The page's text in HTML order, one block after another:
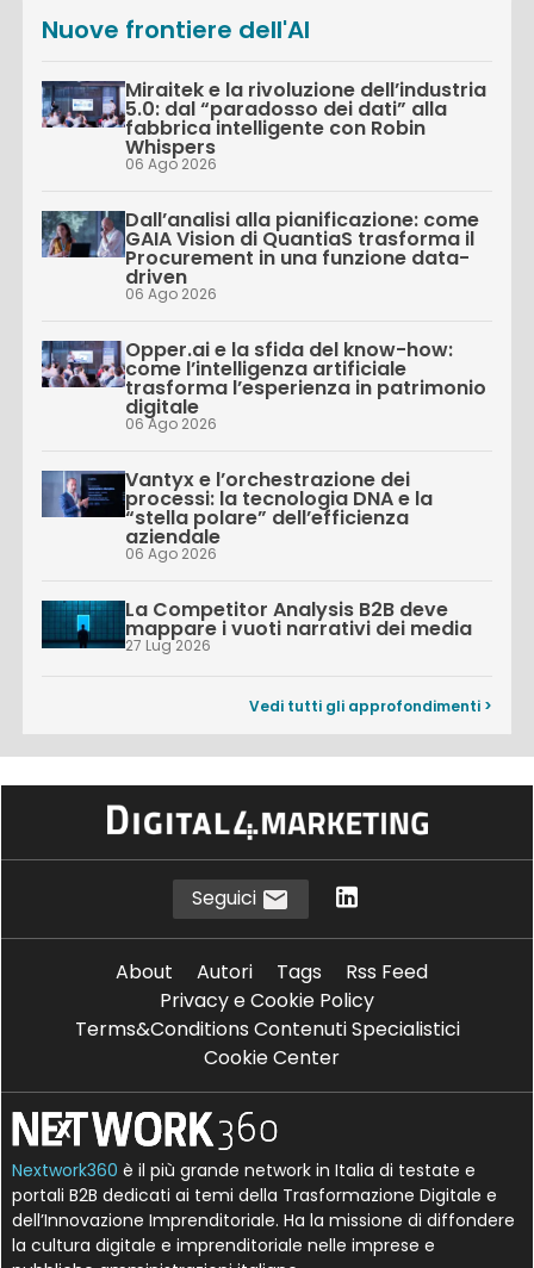
Nuove frontiere dell'AI
Miraitek e la rivoluzione dell’industria
5.0: dal “paradosso dei dati” alla
fabbrica intelligente con Robin
Whispers
06 Ago 2026
Dall’analisi alla pianificazione: come
GAIA Vision di QuantiaS trasforma il
Procurement in una funzione data-
driven
06 Ago 2026
Opper.ai e la sfida del know-how:
come l’intelligenza artificiale
trasforma l’esperienza in patrimonio
digitale
06 Ago 2026
Vantyx e l’orchestrazione dei
processi: la tecnologia DNA e la
“stella polare” dell’efficienza
aziendale
06 Ago 2026
La Competitor Analysis B2B deve
mappare i vuoti narrativi dei media
27 Lug 2026
Vedi tutti gli approfondimenti >
Seguici
About Autori Tags
Rss Feed
Privacy e Cookie Policy
Terms&Conditions Contenuti Specialistici
Cookie Center
Nextwork360 è il più grande network in Italia di testate e
portali B2B dedicati ai temi della Trasformazione Digitale e
dell’Innovazione Imprenditoriale. Ha la missione di diffondere
la cultura digitale e imprenditoriale nelle imprese e